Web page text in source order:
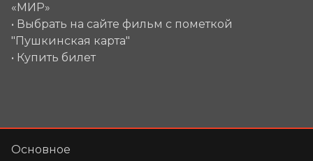
«МИР»
• Выбрать на сайте фильм с пометкой
"Пушкинская карта"
• Купить билет
Основное